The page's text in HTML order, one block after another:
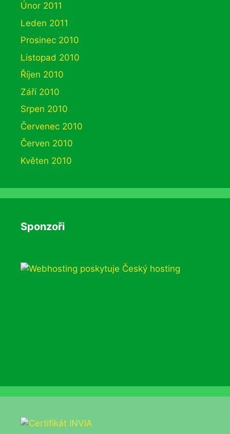
Únor 2011
Leden 2011
Prosinec 2010
Listopad 2010
Říjen 2010
Září 2010
Srpen 2010
Červenec 2010
Červen 2010
Květen 2010
Sponzoři